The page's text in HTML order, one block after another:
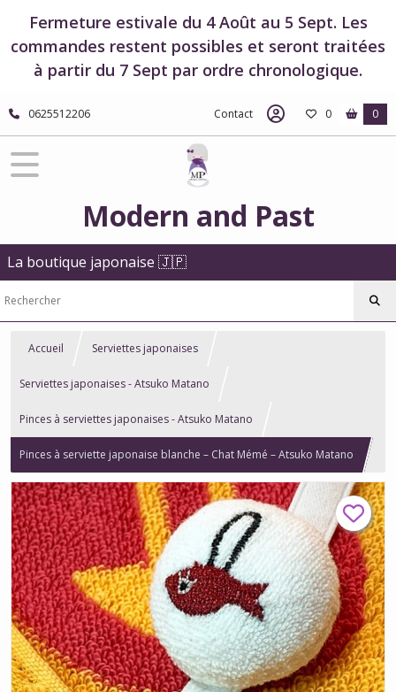
Fermeture estivale du 4 Août au 5 Sept. Les
commandes restent possibles et seront traitées
à partir du 7 Sept par ordre chronologique.
0625512206 Contact 0 0
Modern and Past
La boutique japonaise 🇯🇵
Accueil Serviettes japonaises
Serviettes japonaises - Atsuko Matano
Pinces à serviettes japonaises - Atsuko Matano
Pinces à serviette japonaise blanche – Chat Mémé – Atsuko Matano